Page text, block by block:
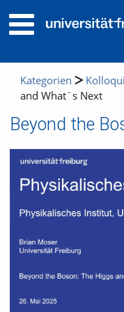
Kategorien
and What´s Next